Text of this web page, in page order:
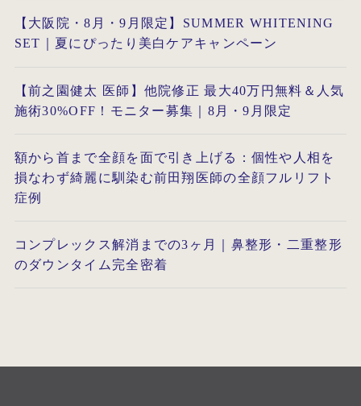
【大阪院・8月・9月限定】SUMMER WHITENING
SET｜夏にぴったり美白ケアキャンペーン
【前之園健太 医師】他院修正 最大40万円無料＆人気
施術30%OFF！モニター募集｜8月・9月限定
額から首まで全顔を面で引き上げる：個性や人相を
損なわず綺麗に馴染む前田翔医師の全顔フルリフト
症例
コンプレックス解消までの3ヶ月｜鼻整形・二重整形
のダウンタイム完全密着